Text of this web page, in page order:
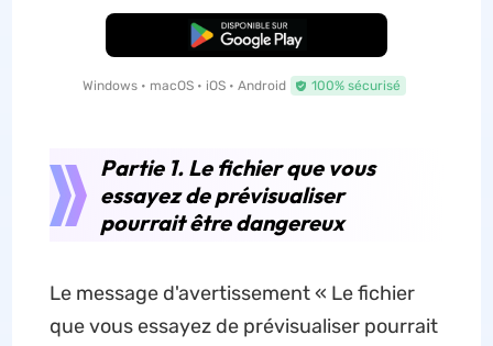
TÉLÉCHARGER
Windows • macOS • iOS • Android 100% sécurisé
Partie 1. Le fichier que vous
essayez de prévisualiser
pourrait être dangereux
Le message d'avertissement « Le fichier
que vous essayez de prévisualiser pourrait